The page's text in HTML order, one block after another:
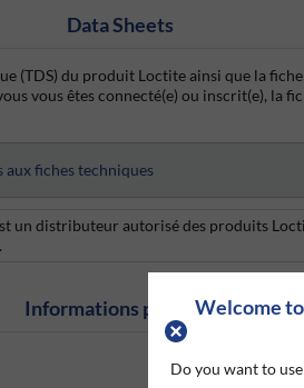
Welcome
Do you want to
Data Sheets
(TDS) du produit Loctite ainsi que la fiche
vous êtes connecté(e) ou inscrit(e), la
aux fiches techniques
un distributeur autorisé des produits
Informations produits